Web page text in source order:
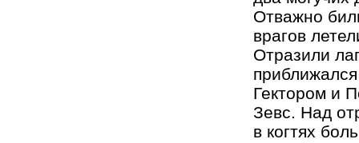
Отважно
врагов
Отразили
Гектором и
Зевс. Над
в когтях